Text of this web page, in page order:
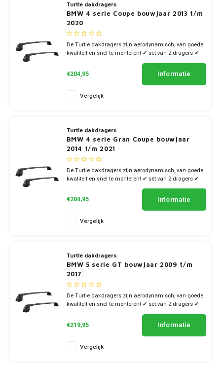
Turtle dakdragers
BMW 4 serie Coupe bouwjaar 2013 t/m
2020
De Turtle dakdragers zijn aerodynamisch, van goede
kwaliteit en snel te monteren! ✔ set van 2 dragers ✔
€204,95 Informatie
Vergelijk
Turtle dakdragers
BMW 4 serie Gran Coupe bouwjaar
2014 t/m 2021
De Turtle dakdragers zijn aerodynamisch, van goede
kwaliteit en snel te monteren! ✔ set van 2 dragers ✔
€204,95 Informatie
Vergelijk
Turtle dakdragers
BMW 5 serie GT bouwjaar 2009 t/m
2017
De Turtle dakdragers zijn aerodynamisch, van goede
kwaliteit en snel te monteren! ✔ set van 2 dragers ✔
€219,95 Informatie
Vergelijk